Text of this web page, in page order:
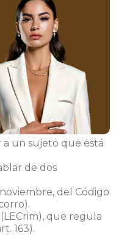
un sujeto que está
de dos
del Código
que regula
163).